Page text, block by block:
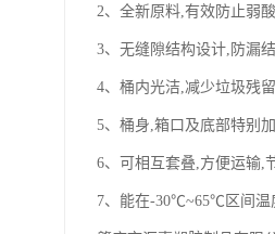
2、全新原料,有效防止弱
3、无缝隙结构设计,防漏
4、桶内光洁,减少垃圾残留
5、桶身,箱口及底部特别
6、可相互套叠,方便运输,
7、能在-30℃~65℃区间温